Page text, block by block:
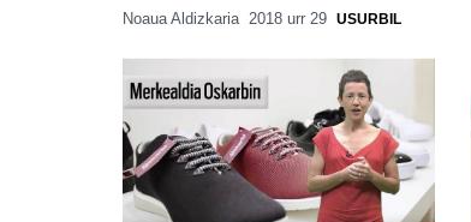
Noaua Aldizkaria 2018 urr 29 USURBIL